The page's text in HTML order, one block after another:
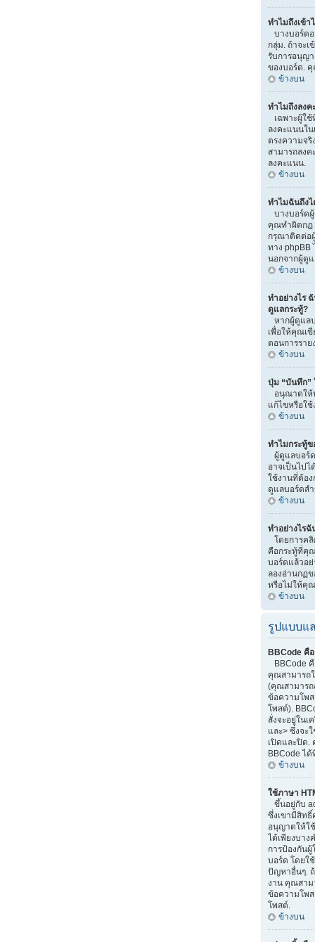
ทำไมถึงเข้า
บางบอร์ด
กลุ่ม. ถ้าจะ
รับการอนุญ
ของบอร์ด.
ข้างบน
ทำไมถึงลง
เฉพาะผู้ใ
ลงคะแนนใ
ตรงความจ
สามารถลง
ลงคะแนน.
ข้างบน
ทำไมฉันถึง
บางบอร์ด
คุณทำผิดกฏ
กรุณาติดต่อ
ทาง phpBB
นอกจากผู้ดู
ข้างบน
ทำอย่างไร
ดูแลกระทู้?
หากผู้ดูแล
เพื่อให้คุณเ
ตอนการรา
ข้างบน
ปุ่ม “บันทึก”
อนุณาตให้
แก้ไขหรือใ
ข้างบน
ทำไมกระทู้
ผู้ดูแลบอร์
อาจเป็นไป
ใช้งานที่ต้อ
ดูแลบอร์ดสำ
ข้างบน
ทำอย่างไรฉั
โดยการคลิ
คือกระทู้ที่คุ
บอร์ดแล้วอ
ลองอ่านกฏ
หรือไม่ให้คุ
ข้างบน
รูปแบบแ
BBCode คือ
BBCode
คุณสามารถ
(คุณสามารถ
ข้อความโพ
โพสต์).
สั่งจะอยู่ในเ
และ> ซึ่งจะ
เปิดและปิด.
BBCode ไ
ข้างบน
ใช้ภาษา
ขึ้นอยู่กับ
ซึ่งเขามีสิท
อนุญาตให้ใ
ได้เพียงบาง
การป้องกัน
บอร์ด โดยใ
ปัญหาอื่นๆ. ถ้
งาน คุณสาม
ข้อความโพ
โพสต์.
ข้างบน